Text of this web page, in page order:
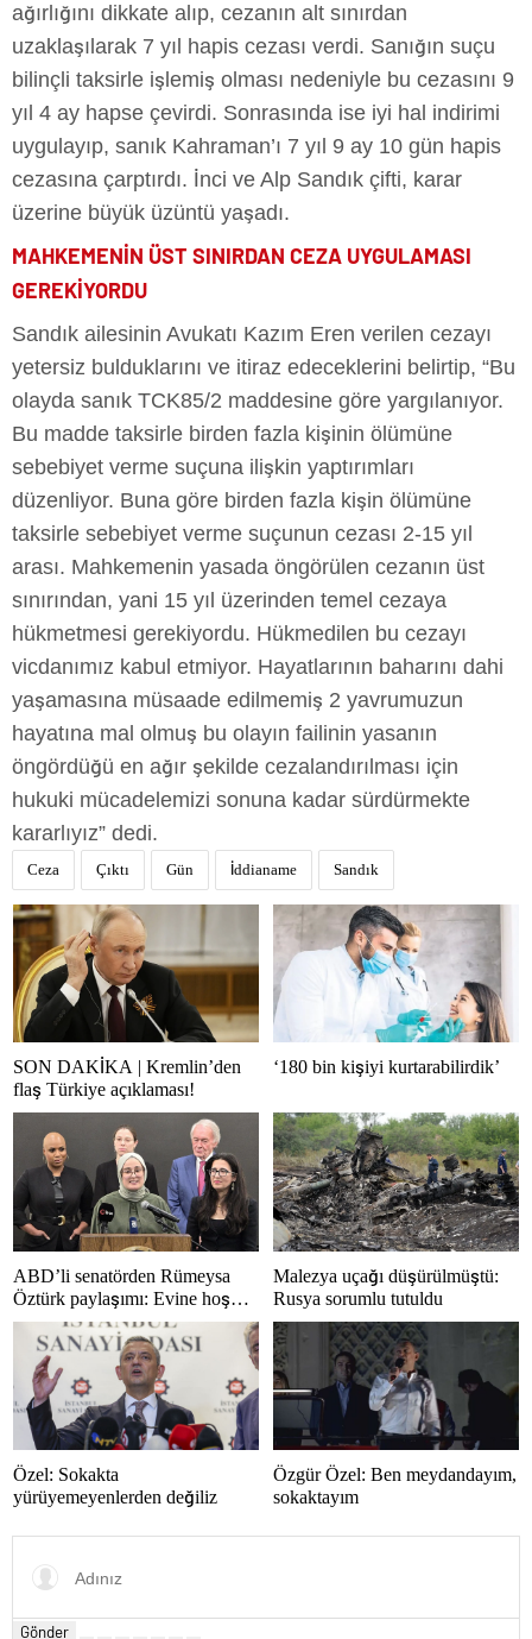
ağırlığını dikkate alıp, cezanın alt sınırdan
uzaklaşılarak 7 yıl hapis cezası verdi. Sanığın suçu
bilinçli taksirle işlemiş olması nedeniyle bu cezasını 9
yıl 4 ay hapse çevirdi. Sonrasında ise iyi hal indirimi
uygulayıp, sanık Kahraman’ı 7 yıl 9 ay 10 gün hapis
cezasına çarptırdı. İnci ve Alp Sandık çifti, karar
üzerine büyük üzüntü yaşadı.
MAHKEMENİN ÜST SINIRDAN CEZA UYGULAMASI
GEREKİYORDU
Sandık ailesinin Avukatı Kazım Eren verilen cezayı
yetersiz bulduklarını ve itiraz edeceklerini belirtip, “Bu
olayda sanık TCK85/2 maddesine göre yargılanıyor.
Bu madde taksirle birden fazla kişinin ölümüne
sebebiyet verme suçuna ilişkin yaptırımları
düzenliyor. Buna göre birden fazla kişin ölümüne
taksirle sebebiyet verme suçunun cezası 2-15 yıl
arası. Mahkemenin yasada öngörülen cezanın üst
sınırından, yani 15 yıl üzerinden temel cezaya
hükmetmesi gerekiyordu. Hükmedilen bu cezayı
vicdanımız kabul etmiyor. Hayatlarının baharını dahi
yaşamasına müsaade edilmemiş 2 yavrumuzun
hayatına mal olmuş bu olayın failinin yasanın
öngördüğü en ağır şekilde cezalandırılması için
hukuki mücadelemizi sonuna kadar sürdürmekte
kararlıyız” dedi.
Ceza Çıktı Gün İddianame Sandık
SON DAKİKA | Kremlin’den
flaş Türkiye açıklaması!
‘180 bin kişiyi kurtarabilirdik’
ABD’li senatörden Rümeysa
Öztürk paylaşımı: Evine hoş
geldin!
Malezya uçağı düşürülmüştü:
Rusya sorumlu tutuldu
Özel: Sokakta
yürüyemeyenlerden değiliz
Özgür Özel: Ben meydandayım,
sokaktayım
Gönder